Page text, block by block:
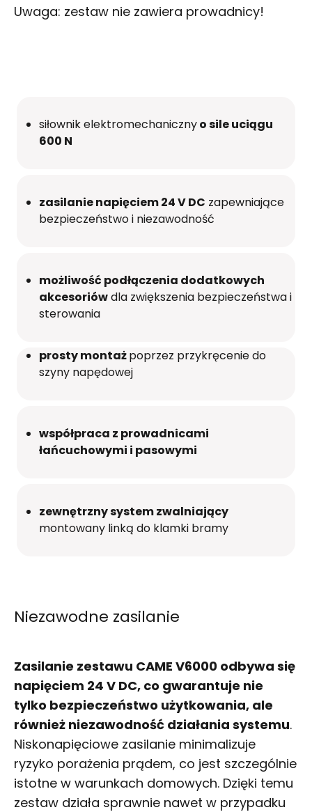
Uwaga: zestaw nie zawiera prowadnicy!
siłownik elektromechanicznyo sile uciągu
600 N
zasilanie napięciem 24 V DC zapewniające
bezpieczeństwo i niezawodność
możliwość podłączenia dodatkowych
akcesoriówdla zwiększenia bezpieczeństwa i
sterowania
prosty montażpoprzez przykręcenie do
szyny napędowej
współpraca z prowadnicami
łańcuchowymi i pasowymi
zewnętrzny system zwalniający
montowany linką do klamki bramy
Niezawodne zasilanie
Zasilanie zestawu CAME V6000 odbywa się
napięciem 24 V DC, co gwarantuje nie
tylko bezpieczeństwo użytkowania, ale
również niezawodność działania systemu.
Niskonapięciowe zasilanie minimalizuje
ryzyko porażenia prądem, co jest szczególnie
istotne w warunkach domowych. Dzięki temu
zestaw działa sprawnie nawet w przypadku